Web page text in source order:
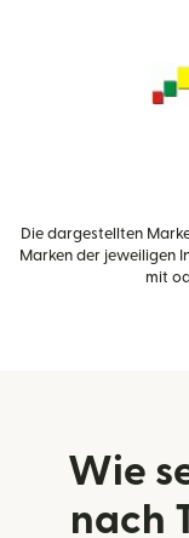
Die dargestellten
Marken der jeweiligen
mit
Wie
nach